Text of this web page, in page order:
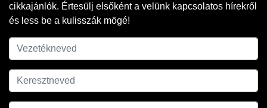
cikkajánlók. Értesülj elsőként a velünk kapcsolatos hírekről
és less be a kulisszák mögé!